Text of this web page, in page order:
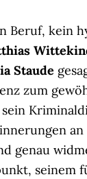
Beruf, kein
Staude
zum
genau
seinem